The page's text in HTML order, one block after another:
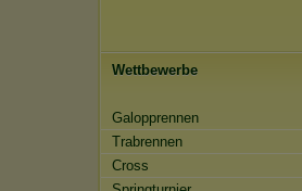
Wettbewerbe
Galopprennen
Trabrennen
Cross